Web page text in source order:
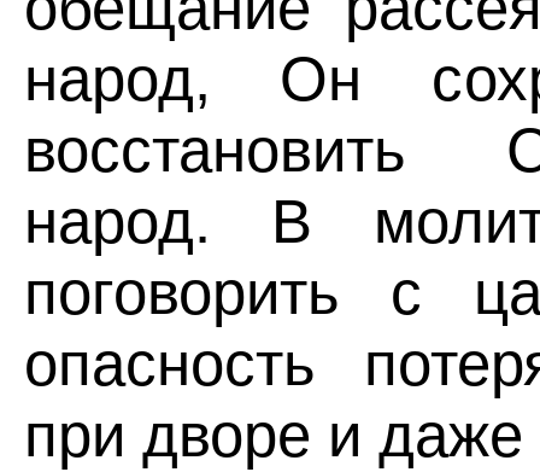
народ, Он
восстановить
народ. В
поговорить с
опасность
при дворе и даже